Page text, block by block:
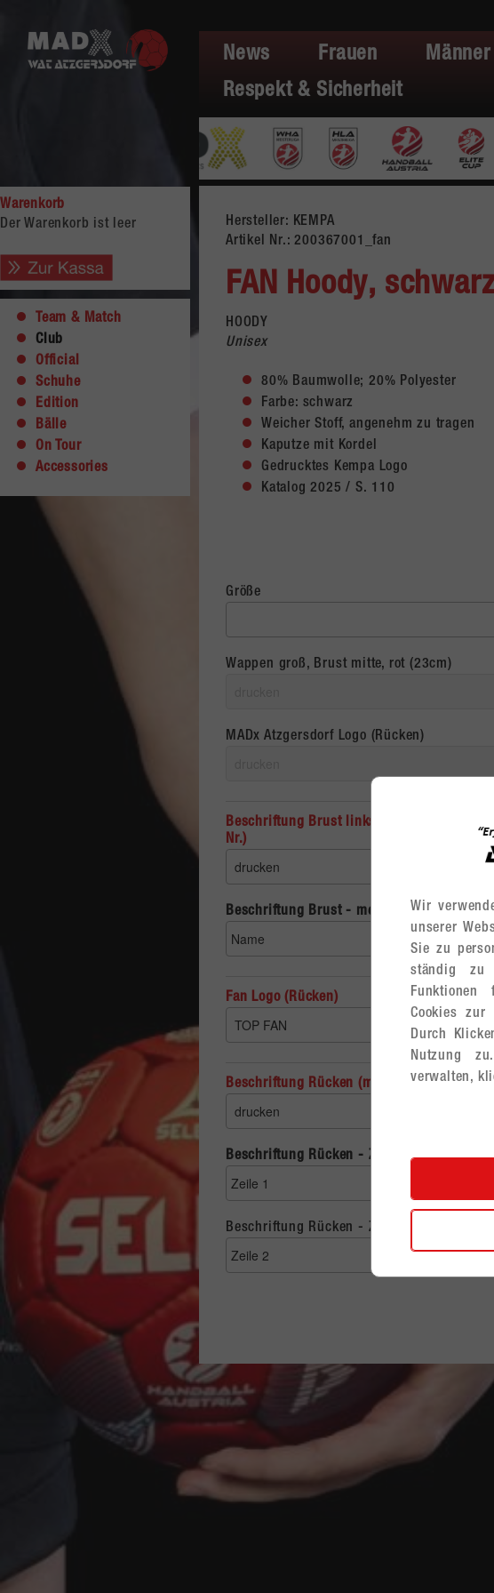
News Frauen Männer
Respekt & Sicherheit
Warenkorb
Der Warenkorb ist leer
Team & Match
Club
Official
Schuhe
Edition
Bälle
On Tour
Accessories
Hersteller: KEMPA
Artikel Nr.:200367001_fan
FAN Hoody,
HOODY
Unisex
80% Baumwolle; 20% Polyester
Farbe: schwarz
Weicher Stoff, angenehm zu tragen
Kaputze mit Kordel
Gedrucktes Kempa Logo
Katalog 2025 / S. 110
Größe
Wappen groß, Brust mitte, rot (23cm)
MADx Atzgersdorf Logo (Rücken)
Beschriftung Brust links (ca. 3cm, 5
Nr.)
Beschriftung Brust - mein Text
Fan Logo (Rücken)
Beschriftung Rücken (max. 2-zeilig, ca.
Beschriftung Rücken - Zeile 1
Beschriftung Rücken - Zeile 2
Wir
unserer
Sie zu
ständig zu
Funktionen
Cookies zur
Durch
Nutzung
verwalten,